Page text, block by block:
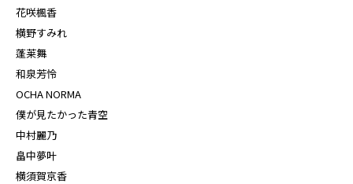
花咲楓香
横野すみれ
蓬莱舞
和泉芳怜
OCHA NORMA
僕が見たかった青空
中村麗乃
畠中夢叶
横須賀京香